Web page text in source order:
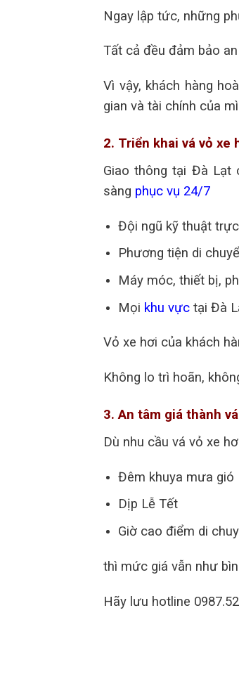
Ngay lập tức, những
Tất cả đều đảm bảo
Vì vậy, khách hàng
gian và tài chính của
2. Triển khai vá vỏ xe
Giao thông tại Đà Lạt
sàng phục vụ 24/7
Đội ngũ kỹ thuật
Phương tiện di
Máy móc, thiết bị,
Mọi khu vựctại Đà
Vỏ xe hơi của khách
Không lo trì hoãn,
3. An tâm giá thành
Dù nhu cầu vá vỏ xe
Đêm khuya mưa gió
Dịp Lễ Tết
Giờ cao điểm di
thì mức giá vẫn như
Hãy lưu hotline